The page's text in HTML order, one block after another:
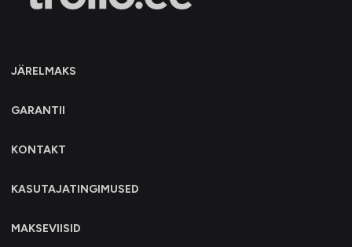
JÄRELMAKS
GARANTII
KONTAKT
KASUTAJATINGIMUSED
MAKSEVIISID